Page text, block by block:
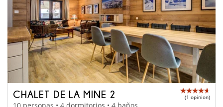
CHALET DE LA MINE 2 (1 opinion)